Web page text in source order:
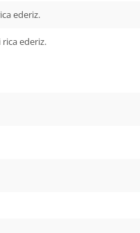
ederiz.
ederiz.